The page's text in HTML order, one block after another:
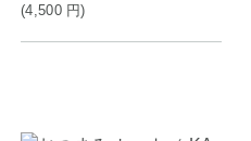
(4,500 円)